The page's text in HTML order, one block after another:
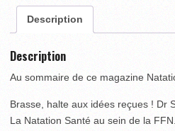
septembre
(version
Description
Description
Au sommaire de ce magazine
Brasse, halte aux idées reçues ! Dr
La Natation Santé au sein de la